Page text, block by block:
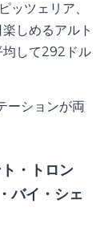
ッツェリア、
しめるアルト
均して292ドル
ーションが両
・トロン
バイ・シェ